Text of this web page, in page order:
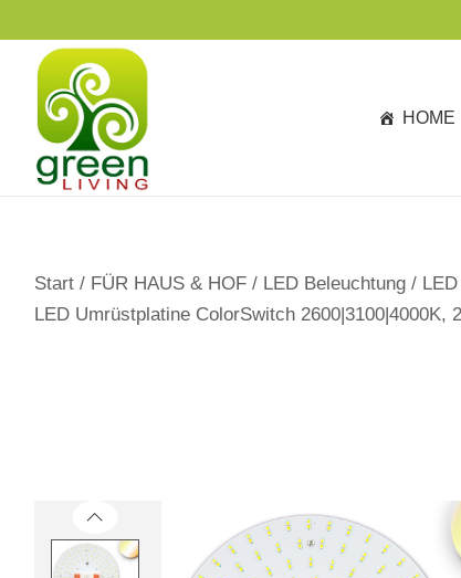
p
HOME
Start / FÜR HAUS & HOF / LED Beleuchtung /
LED Umrüstplatine ColorSwitch 2600|3100|4000K,